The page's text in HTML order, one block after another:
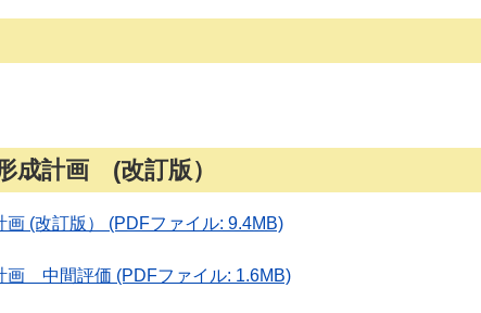
成計画 (改訂版）
(改訂版） (PDFファイル: 9.4MB)
画 中間評価 (PDFファイル: 1.6MB)